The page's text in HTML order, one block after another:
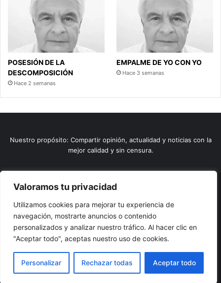
Valoramos tu privacidad
Utilizamos cookies para mejorar tu experiencia de
navegación, mostrarte anuncios o contenido
personalizados y analizar nuestro tráfico. Al hacer clic en
"Aceptar todo", aceptas nuestro uso de cookies.
Personalizar Rechazar todas Aceptar todo
POSESIÓN DE LA
DESCOMPOSICIÓN
Hace 2 semanas
EMPALME DE YO CON YO
Hace 3 semanas
Nuestro propósito: Compartir opinión, actualidad y noticias con la
mejor calidad y sin censura.
© Copyright 2026, Todos los derechos reservados |
SAS BICNit 901228106
Home
Actualidad
El Tinteadero
Caricaturas Reportajes
Facebook
YouTubeInstagram